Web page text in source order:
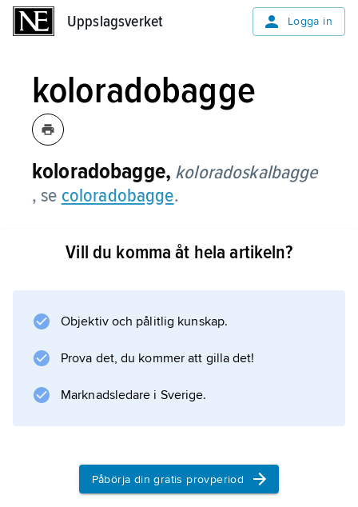
Uppslagsverket Logga in
koloradobagge
koloradobagge, koloradoskalbagge
, se coloradobagge.
Vill du komma åt hela artikeln?
Objektiv och pålitlig kunskap.
Prova det, du kommer att gilla det!
Marknadsledare i Sverige.
Påbörja din gratis provperiod